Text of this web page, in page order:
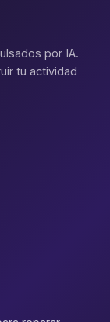
por IA.
tu actividad